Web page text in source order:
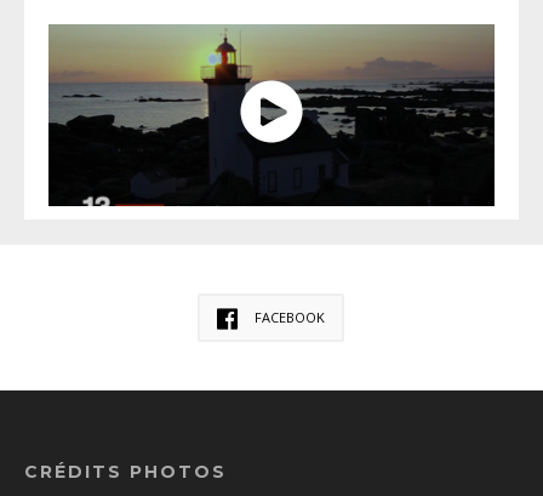
FACEBOOK
CRÉDITS PHOTOS